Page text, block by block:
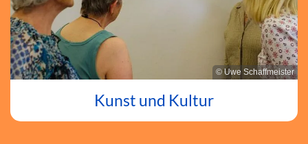
© Uwe Schaffmeister
Kunst und Kultur